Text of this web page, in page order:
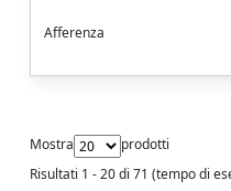
Afferenza
Mostra
prodotti
Risultati 1 - 20 di 71 (tempo di